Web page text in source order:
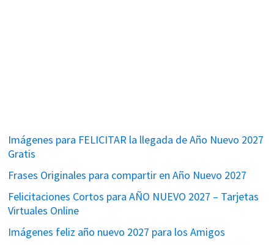
Imágenes para FELICITAR la llegada de Año Nuevo 2027
Gratis
Frases Originales para compartir en Año Nuevo 2027
Felicitaciones Cortos para AÑO NUEVO 2027 – Tarjetas
Virtuales Online
Imágenes feliz año nuevo 2027 para los Amigos